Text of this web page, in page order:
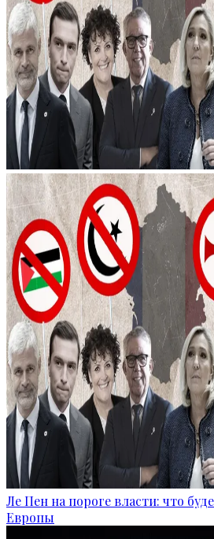
Ле Пен на пороге власти: что
Европы